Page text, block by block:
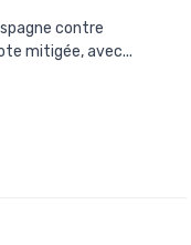
contre
mitigée, avec...